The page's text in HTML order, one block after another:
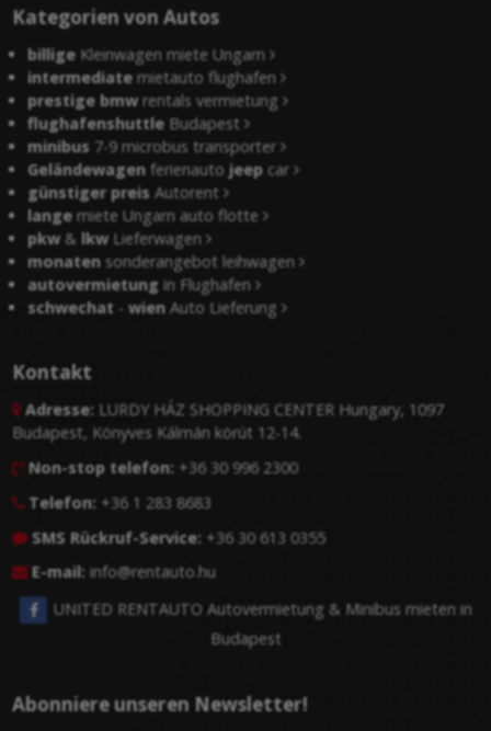
Kategorien von Autos
billige Kleinwagen miete Ungarn
intermediate mietauto flughafen
prestige bmwrentals vermietung
flughafenshuttle Budapest
minibus 7-9 microbus transporter
Geländewagen ferienautojeep car
günstiger preis Autorent
lange miete Ungarn auto flotte
pkw&lkwLieferwagen
monaten sonderangebot leihwagen
autovermietung in Flughafen
schwechat -wien Auto Lieferung
Kontakt
 Adresse: LURDY HÁZ SHOPPING CENTER Hungary, 1097
Budapest, Könyves Kálmán körút 12-14.
 Non-stop telefon: +36 30 996 2300
 Telefon: +36 1 283 8683
 SMS Rückruf-Service: +36 30 613 0355
 E-mail: info@rentauto.hu
UNITED RENTAUTO Autovermietung & Minibus mieten in
Budapest
Abonniere unseren Newsletter!